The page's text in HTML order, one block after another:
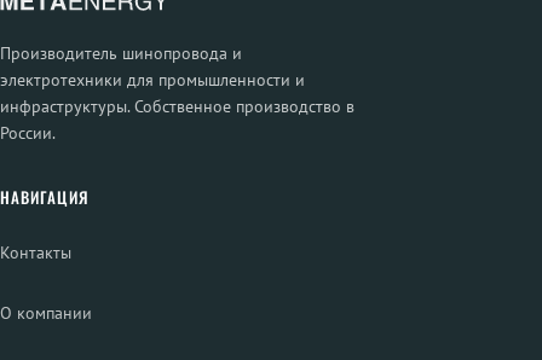
Производитель шинопровода и
электротехники для промышленности и
инфраструктуры. Собственное производство в
России.
НАВИГАЦИЯ
Контакты
О компании